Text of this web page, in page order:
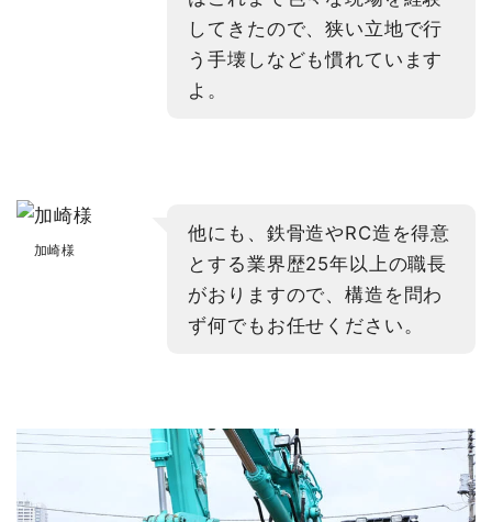
してきたので、狭い立地で行
う手壊しなども慣れています
よ。
加崎様
他にも、鉄骨造やRC造を得意
とする業界歴25年以上の職長
がおりますので、構造を問わ
ず何でもお任せください。